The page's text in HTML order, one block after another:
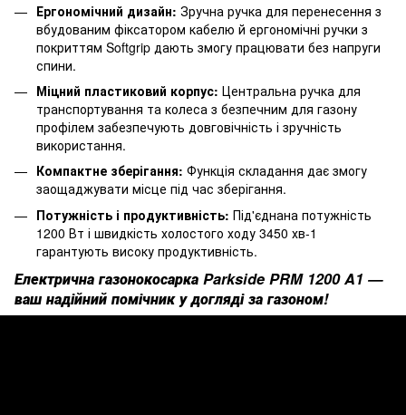
Ергономічний дизайн: Зручна ручка для перенесення з
вбудованим фіксатором кабелю й ергономічні ручки з
покриттям Softgrip дають змогу працювати без напруги
спини.
Міцний пластиковий корпус: Центральна ручка для
транспортування та колеса з безпечним для газону
профілем забезпечують довговічність і зручність
використання.
Компактне зберігання: Функція складання дає змогу
заощаджувати місце під час зберігання.
Потужність і продуктивність: Під'єднана потужність
1200 Вт і швидкість холостого ходу 3450 хв-1
гарантують високу продуктивність.
Електрична газонокосарка Parkside PRM 1200 A1 —
ваш надійний помічник у догляді за газоном!